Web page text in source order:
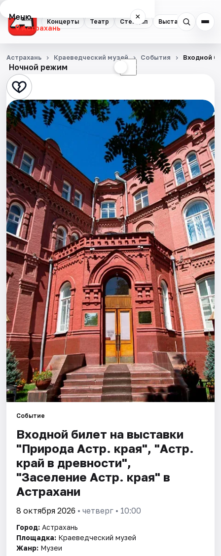
Концерты Театр Стендап Выставки
Меню ×
Астрахань
Концерты
Театр
Стендап
Выставки
Квесты
Экскурсии
Спорт
События
Города
Площадки
Артисты
Рейтинги
Ночной режим ☾
Астрахань Краеведческий музей События Входной
Событие
Входной билет на выставки
"Природа Астр. края", "Астр.
край в древности",
"Заселение Астр. края" в
Астрахани
8 октября 2026 • четверг • 10:00
Город: Астрахань
Площадка: Краеведческий музей
Жанр: Музеи